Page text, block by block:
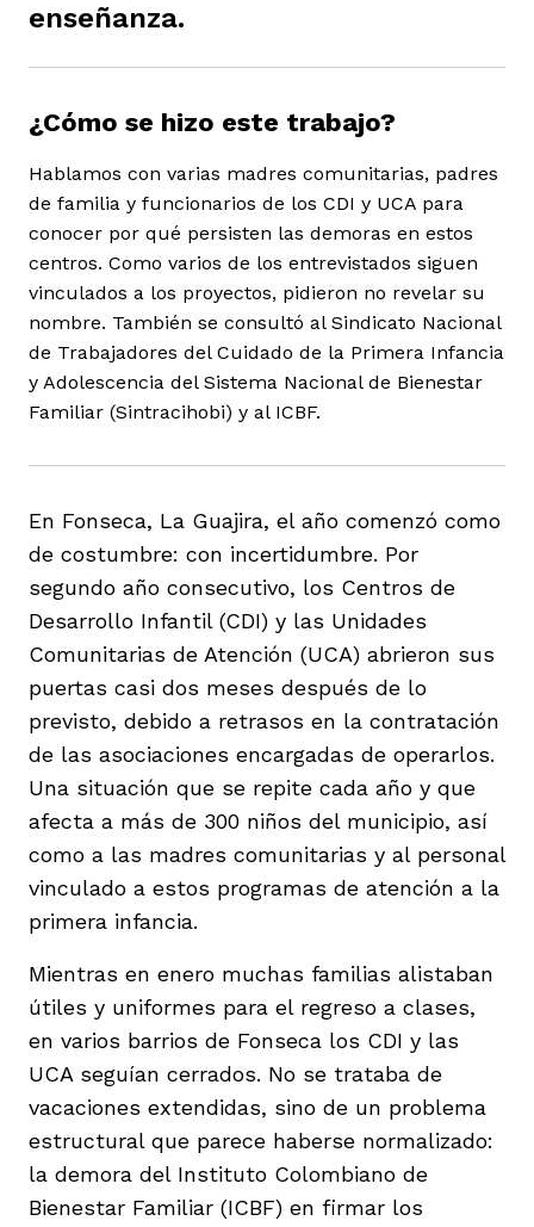
enseñanza.
¿Cómo se hizo este trabajo?
Hablamos con varias madres comunitarias, padres
de familia y funcionarios de los CDI y UCA para
conocer por qué persisten las demoras en estos
centros. Como varios de los entrevistados siguen
vinculados a los proyectos, pidieron no revelar su
nombre. También se consultó al Sindicato Nacional
de Trabajadores del Cuidado de la Primera Infancia
y Adolescencia del Sistema Nacional de Bienestar
Familiar (Sintracihobi) y al ICBF.
En Fonseca, La Guajira, el año comenzó como
de costumbre: con incertidumbre. Por
segundo año consecutivo, los Centros de
Desarrollo Infantil (CDI) y las Unidades
Comunitarias de Atención (UCA) abrieron sus
puertas casi dos meses después de lo
previsto, debido a retrasos en la contratación
de las asociaciones encargadas de operarlos.
Una situación que se repite cada año y que
afecta a más de 300 niños del municipio, así
como a las madres comunitarias y al personal
vinculado a estos programas de atención a la
primera infancia.
Mientras en enero muchas familias alistaban
útiles y uniformes para el regreso a clases,
en varios barrios de Fonseca los CDI y las
UCA seguían cerrados. No se trataba de
vacaciones extendidas, sino de un problema
estructural que parece haberse normalizado:
la demora del Instituto Colombiano de
Bienestar Familiar (ICBF) en firmar los
del Cesar